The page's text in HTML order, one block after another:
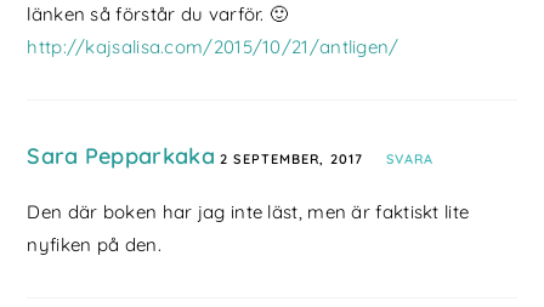
länken så förstår du varför. 🙂
http://kajsalisa.com/2015/10/21/antligen/
Sara Pepparkaka 2 SEPTEMBER, 2017 SVARA
Den där boken har jag inte läst, men är faktiskt lite
nyfiken på den.